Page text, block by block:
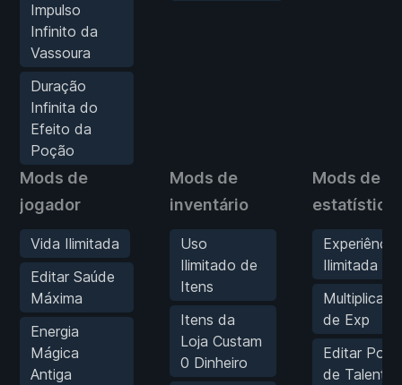
Impulso
Infinito da
Vassoura
Duração
Infinita do
Efeito da
Poção
Mods de
jogador
Vida Ilimitada
Editar Saúde
Máxima
Energia
Mágica
Antiga
Mods de
inventário
Uso
Ilimitado de
Itens
Itens da
Loja Custam
0 Dinheiro
Mods de
Experiência
Ilimitada
de Exp
Editar
de Talento